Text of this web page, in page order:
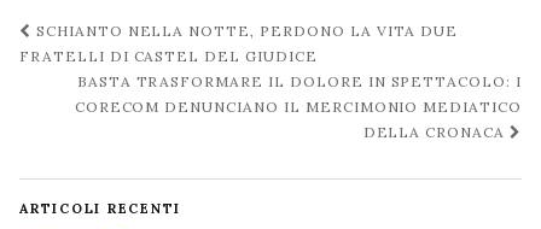
Navigazione
post
SCHIANTO NELLA NOTTE, PERDONO LA VITA DUE
FRATELLI DI CASTEL DEL GIUDICE
BASTA TRASFORMARE IL DOLORE IN SPETTACOLO: I
CORECOM DENUNCIANO IL MERCIMONIO MEDIATICO
DELLA CRONACA
ARTICOLI RECENTI